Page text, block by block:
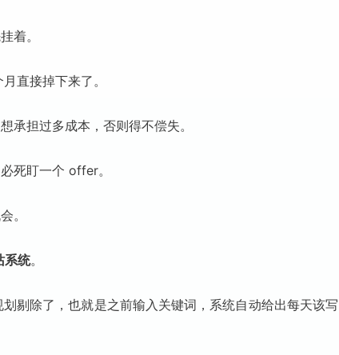
着。
直接掉下来了。
承担过多成本，否则得不偿失。
死盯一个 offer。
。
系统。
剔除了，也就是之前输入关键词，系统自动给出每天该写